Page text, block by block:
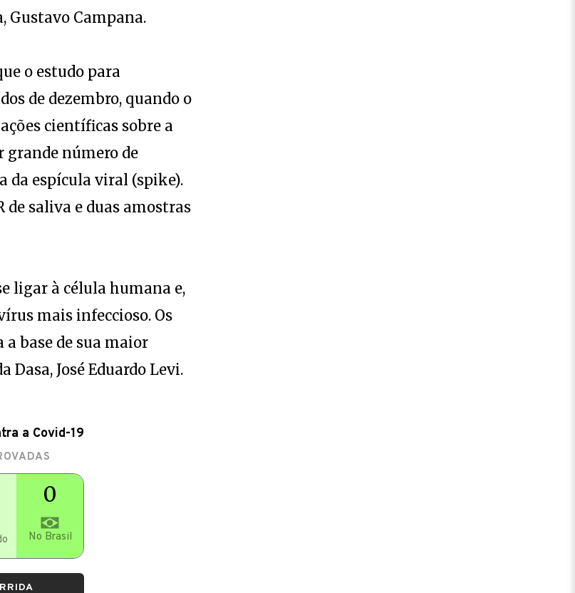
Gustavo Campana.
o estudo para
de dezembro, quando o
científicas sobre a
grande número de
da espícula viral (spike).
de saliva e duas amostras
ligar à célula humana e,
mais infeccioso. Os
base de sua maior
José Eduardo Levi.
a Covid-19
0
No Brasil